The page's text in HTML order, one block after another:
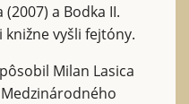
a Bodka II.
knižne vyšli fejtóny.
Milan Lasica